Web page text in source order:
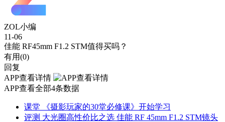
ZOL小编
11-06
佳能 RF45mm F1.2 STM值得买吗？
有用(0)
回复
APP查看详情
APP查看全部4条数据
课堂
《摄影玩家的30堂必修课》开始学习
评测 大光圈高性价比之选 佳能 RF 45mm F1.2 STM镜头